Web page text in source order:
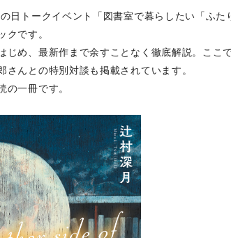
日トークイベント「図書室で暮らしたい「ふた
です。
め、最新作まで余すことなく徹底解説。ここ
んとの特別対談も掲載されています。
一冊です。